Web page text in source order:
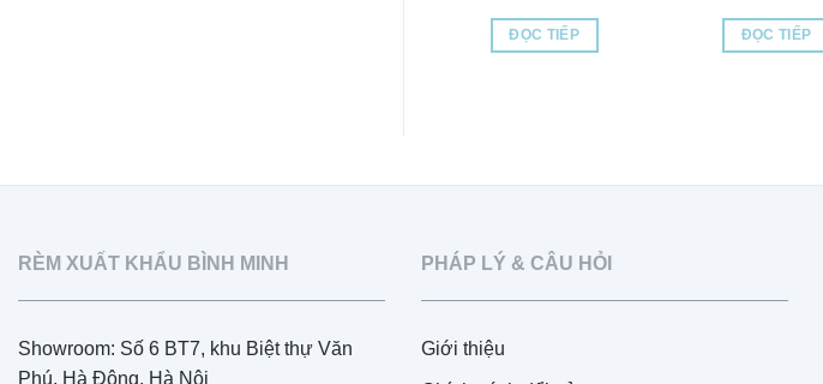
ĐỌC TIẾP ĐỌC TIẾP
RÈM XUẤT KHẨU BÌNH MINH
Showroom: Số 6 BT7, khu Biệt thự Văn
Phú, Hà Đông, Hà Nội
PHÁP LÝ & CÂU HỎI
Giới thiệu